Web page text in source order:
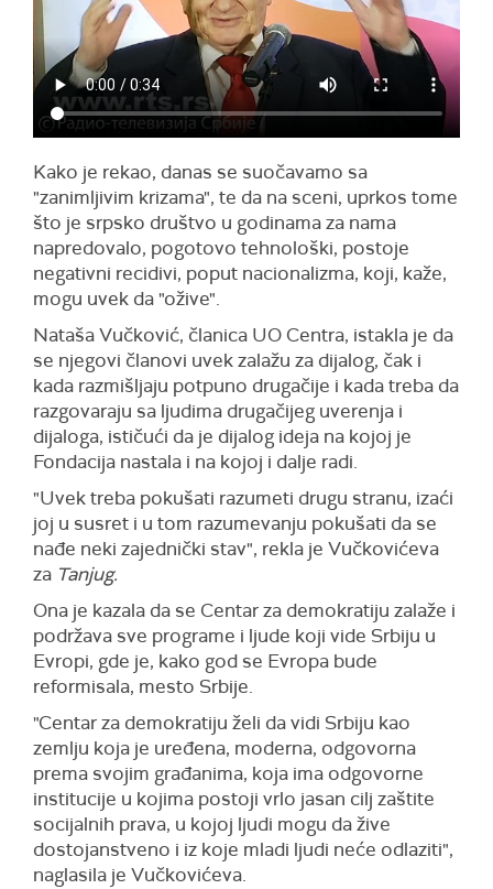
Kako je rekao, danas se suočavamo sa
"zanimljivim krizama", te da na sceni, uprkos tome
što je srpsko društvo u godinama za nama
napredovalo, pogotovo tehnološki, postoje
negativni recidivi, poput nacionalizma, koji, kaže,
mogu uvek da "ožive".
Nataša Vučković, članica UO Centra, istakla je da
se njegovi članovi uvek zalažu za dijalog, čak i
kada razmišljaju potpuno drugačije i kada treba da
razgovaraju sa ljudima drugačijeg uverenja i
dijaloga, ističući da je dijalog ideja na kojoj je
Fondacija nastala i na kojoj i dalje radi.
"Uvek treba pokušati razumeti drugu stranu, izaći
joj u susret i u tom razumevanju pokušati da se
nađe neki zajednički stav", rekla je Vučkovićeva
za Tanjug.
Ona je kazala da se Centar za demokratiju zalaže i
podržava sve programe i ljude koji vide Srbiju u
Evropi, gde je, kako god se Evropa bude
reformisala, mesto Srbije.
"Centar za demokratiju želi da vidi Srbiju kao
zemlju koja je uređena, moderna, odgovorna
prema svojim građanima, koja ima odgovorne
institucije u kojima postoji vrlo jasan cilj zaštite
socijalnih prava, u kojoj ljudi mogu da žive
dostojanstveno i iz koje mladi ljudi neće odlaziti",
naglasila je Vučkovićeva.